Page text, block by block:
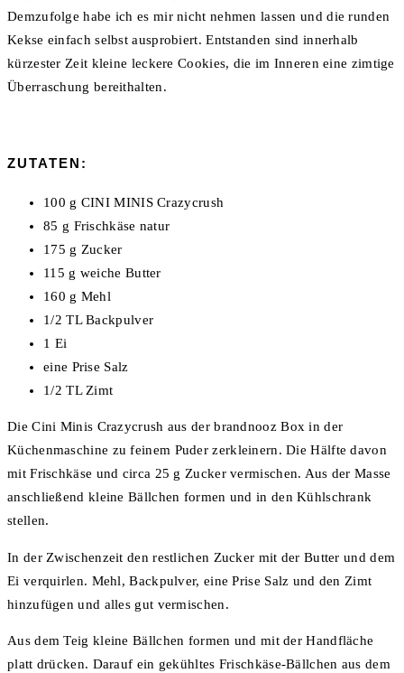
Demzufolge habe ich es mir nicht nehmen lassen und die runden
Kekse einfach selbst ausprobiert. Entstanden sind innerhalb
kürzester Zeit kleine leckere Cookies, die im Inneren eine zimtige
Überraschung bereithalten.
ZUTATEN:
100 g CINI MINIS Crazycrush
85 g Frischkäse natur
175 g Zucker
115 g weiche Butter
160 g Mehl
1/2 TL Backpulver
1 Ei
eine Prise Salz
1/2 TL Zimt
Die Cini Minis Crazycrush aus der brandnooz Box in der
Küchenmaschine zu feinem Puder zerkleinern. Die Hälfte davon
mit Frischkäse und circa 25 g Zucker vermischen. Aus der Masse
anschließend kleine Bällchen formen und in den Kühlschrank
stellen.
In der Zwischenzeit den restlichen Zucker mit der Butter und dem
Ei verquirlen. Mehl, Backpulver, eine Prise Salz und den Zimt
hinzufügen und alles gut vermischen.
Aus dem Teig kleine Bällchen formen und mit der Handfläche
platt drücken. Darauf ein gekühltes Frischkäse-Bällchen aus dem